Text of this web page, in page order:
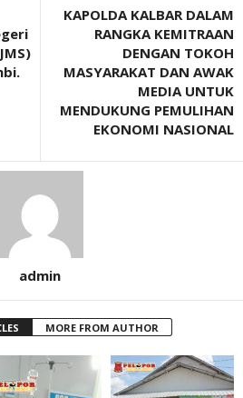
KAPOLDA KALBAR DALAM
RANGKA KEMITRAAN
DENGAN TOKOH
MASYARAKAT DAN AWAK
MEDIA UNTUK
MENDUKUNG PEMULIHAN
EKONOMI NASIONAL
admin
MORE FROM AUTHOR